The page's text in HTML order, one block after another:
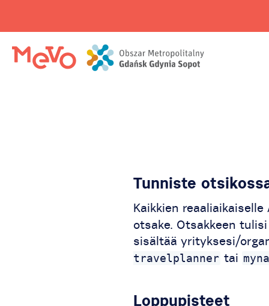
Tunniste
Kaikkien
otsake. Otsakkeen
sisältää yrityksesi/
travelplanner tai
Loppupisteet